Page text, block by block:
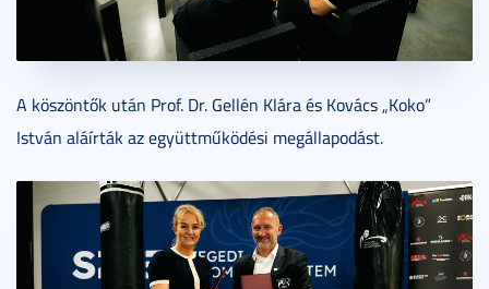
A köszöntők után Prof. Dr. Gellén Klára és Kovács „Koko”
István aláírták az együttműködési megállapodást.